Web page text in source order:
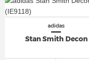
adidas
Stan Smith Decon